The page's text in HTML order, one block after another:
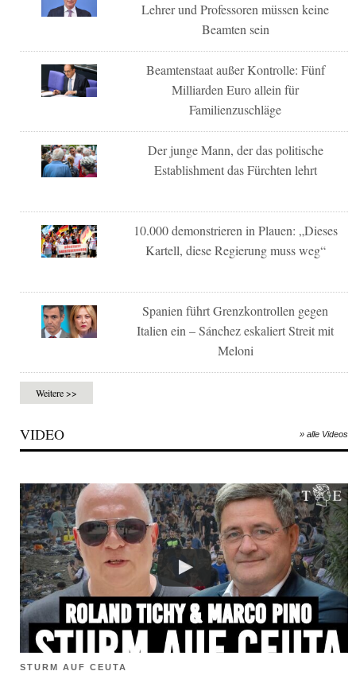
Lehrer und Professoren müssen keine
Beamten sein
Beamtenstaat außer Kontrolle: Fünf
Milliarden Euro allein für
Familienzuschläge
Der junge Mann, der das politische
Establishment das Fürchten lehrt
10.000 demonstrieren in Plauen: „Dieses
Kartell, diese Regierung muss weg“
Spanien führt Grenzkontrollen gegen
Italien ein – Sánchez eskaliert Streit mit
Meloni
Weitere >>
VIDEO » alle Videos
STURM AUF CEUTA